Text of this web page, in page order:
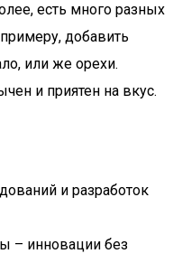
есть много разных
добавить
или же орехи.
и приятен на вкус.
и разработок
– инновации без